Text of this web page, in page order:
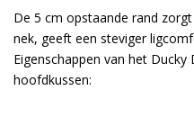
De 5 cm opstaande rand
nek, geeft een steviger
Eigenschappen van het Ducky
hoofdkussen: